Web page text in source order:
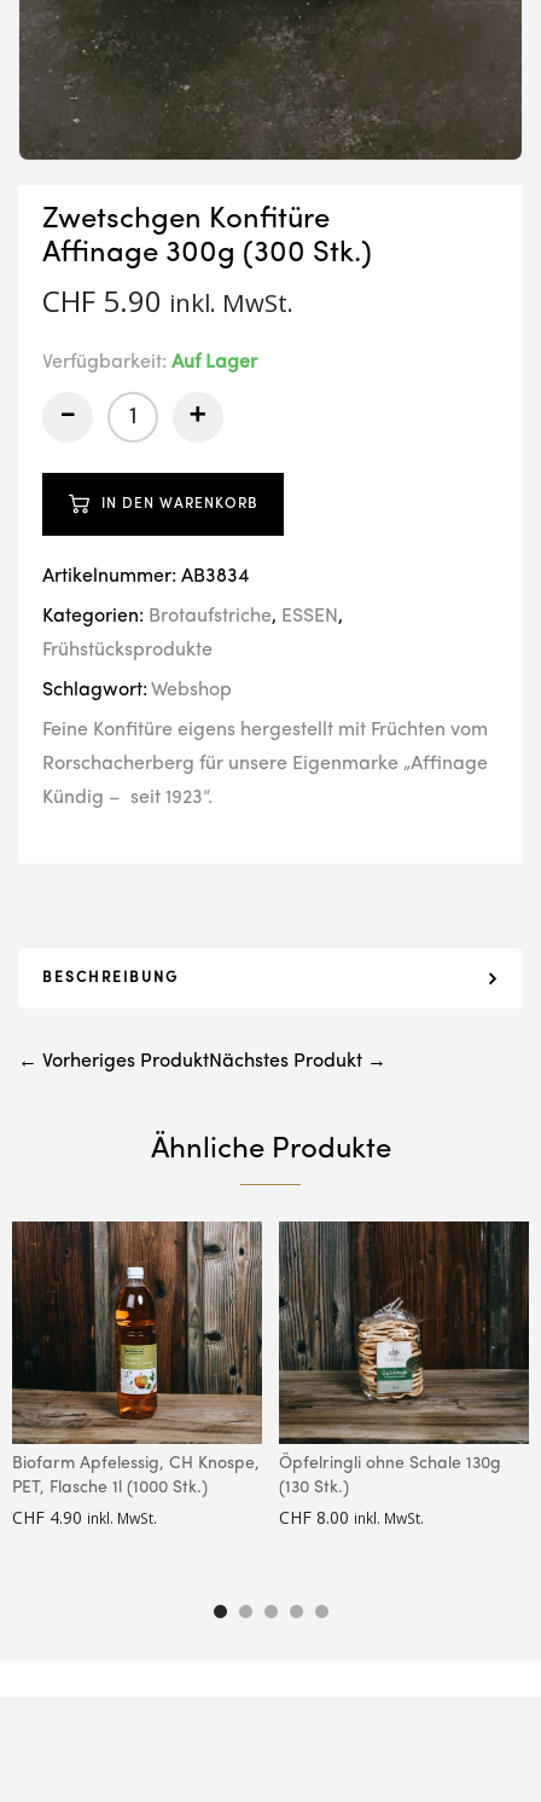
Zwetschgen Konfitüre
Affinage 300g (300 Stk.)
CHF 5.90 inkl. MwSt.
Verfügbarkeit: Auf Lager
- +
IN DEN WARENKORB
Artikelnummer: AB3834
Kategorien: Brotaufstriche, ESSEN ,
Frühstücksprodukte
Schlagwort: Webshop
Feine Konfitüre eigens hergestellt mit Früchten vom
Rorschacherberg für unsere Eigenmarke „Affinage
Kündig – seit 1923“.
BESCHREIBUNG
← Vorheriges ProduktNächstes Produkt →
Ähnliche Produkte
Biofarm Apfelessig, CH Knospe,
PET, Flasche 1l (1000 Stk.)
CHF 4.90 inkl. MwSt.
Öpfelringli ohne Schale 130g
(130 Stk.)
CHF 8.00 inkl. MwSt.